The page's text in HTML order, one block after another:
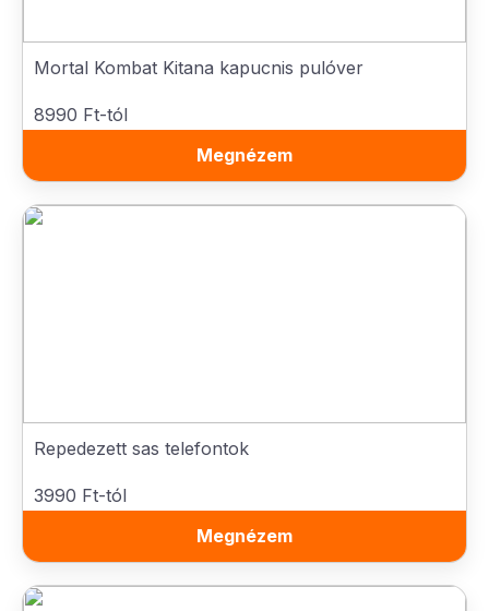
Mortal Kombat Kitana kapucnis pulóver
8990 Ft-tól
Megnézem
Repedezett sas telefontok
3990 Ft-tól
Megnézem